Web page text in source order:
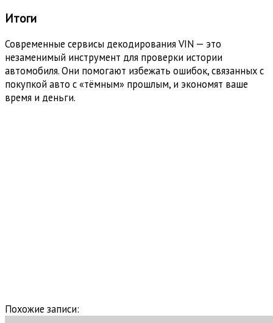
Итоги
Современные сервисы декодирования VIN — это
незаменимый инструмент для проверки истории
автомобиля. Они помогают избежать ошибок, связанных с
покупкой авто с «тёмным» прошлым, и экономят ваше
время и деньги.
Похожие записи: